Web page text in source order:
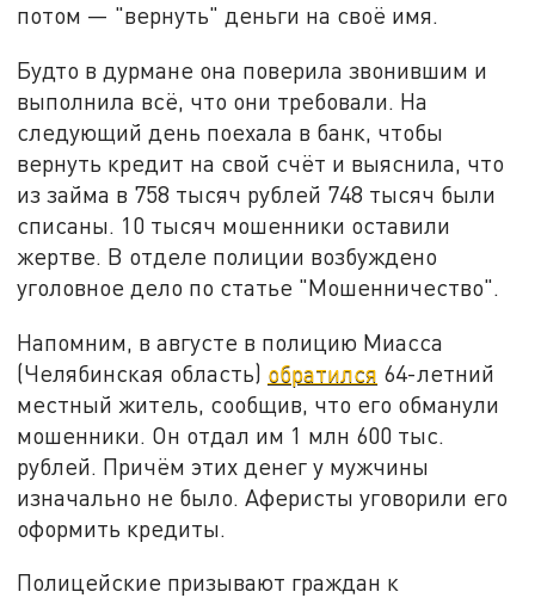
потом — "вернуть" деньги на своё имя.
Будто в дурмане она поверила звонившим и
выполнила всё, что они требовали. На
следующий день поехала в банк, чтобы
вернуть кредит на свой счёт и выяснила, что
из займа в 758 тысяч рублей 748 тысяч были
списаны. 10 тысяч мошенники оставили
жертве. В отделе полиции возбуждено
уголовное дело по статье "Мошенничество".
Напомним, в августе в полицию Миасса
(Челябинская область) обратился 64-летний
местный житель, сообщив, что его обманули
мошенники. Он отдал им 1 млн 600 тыс.
рублей. Причём этих денег у мужчины
изначально не было. Аферисты уговорили его
оформить кредиты.
Полицейские призывают граждан к